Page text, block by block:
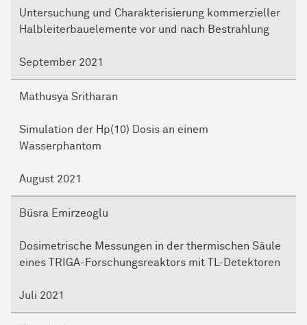
Untersuchung und Charakterisierung kommerzieller
Halbleiterbauelemente vor und nach Bestrahlung
September 2021
Mathusya Sritharan
Simulation der Hp(10) Dosis an einem
Wasserphantom
August 2021
Büsra Emirzeoglu
Dosimetrische Messungen in der thermischen Säule
eines TRIGA-Forschungsreaktors mit TL-Detektoren
Juli 2021